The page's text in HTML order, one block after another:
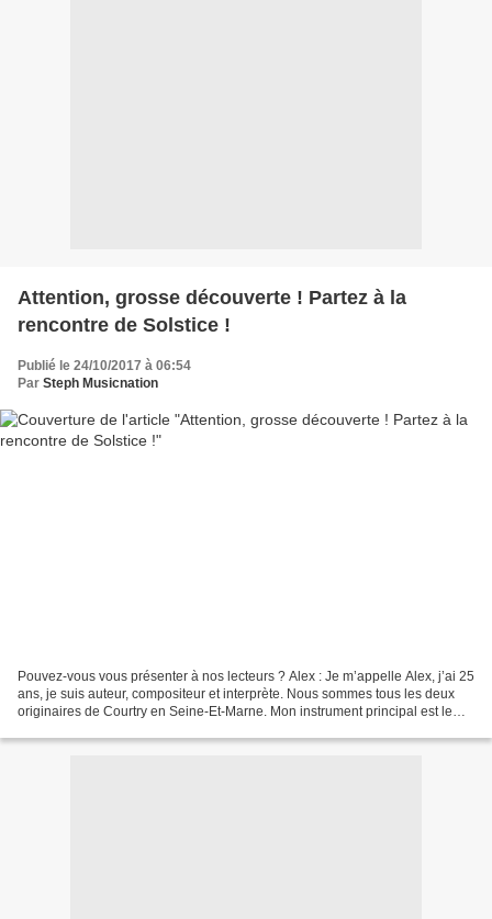
Attention, grosse découverte ! Partez à la
rencontre de Solstice !
Publié le 24/10/2017 à 06:54
Par Steph Musicnation
Pouvez-vous vous présenter à nos lecteurs ? Alex : Je m’appelle Alex, j’ai 25
ans, je suis auteur, compositeur et interprète. Nous sommes tous les deux
originaires de Courtry en Seine-Et-Marne. Mon instrument principal est le